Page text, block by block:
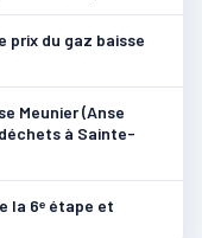
prix du gaz baisse
Meunier (Anse
à Sainte-
la 6ᵉ étape et